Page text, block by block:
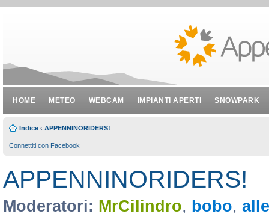
HOME METEO WEBCAM IMPIANTI APERTI SNOWPARK
Indice ‹ APPENNINORIDERS!
Connettiti con Facebook
APPENNINORIDERS!
Moderatori: MrCilindro, bobo, alle